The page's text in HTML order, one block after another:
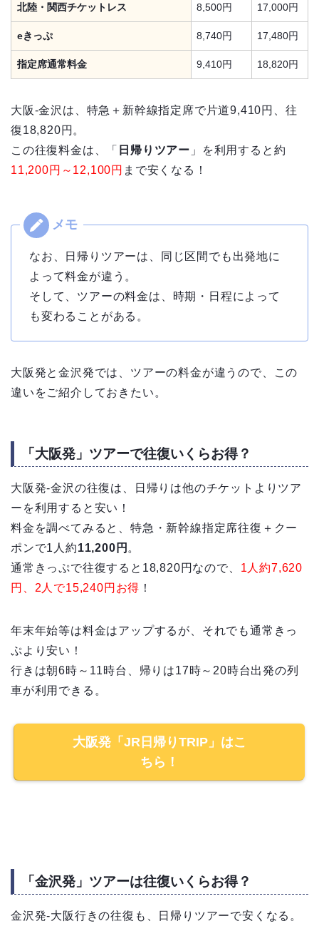
北陸・関西チケットレス 8,500円 17,000円
eきっぷ 8,740円 17,480円
指定席通常料金 9,410円 18,820円
大阪-金沢は、特急＋新幹線指定席で片道9,410円、往
復18,820円。
この往復料金は、「
日帰りツアー 」を利用すると約
11,200円～12,100円 まで安くなる！
なお、日帰りツアーは、同じ区間でも出発地に
よって料金が違う。
そして、ツアーの料金は、時期・日程によって
も変わることがある。
大阪発と金沢発では、ツアーの料金が違うので、この
違いをご紹介しておきたい。
「大阪発」ツアーで往復いくらお得？
大阪発-金沢の往復は、日帰りは他のチケットよりツア
ーを利用すると安い！
料金を調べてみると、特急・新幹線指定席往復＋クー
ポンで1人約11,200円 。
通常きっぷで往復すると18,820円なので、 1人約7,620
円、2人で15,240円お得 ！
年末年始等は料金はアップするが、それでも通常きっ
ぷより安い！
行きは朝6時～11時台、帰りは17時～20時台出発の列
車が利用できる。
大阪発「JR日帰りTRIP」はこ
ちら！
「金沢発」ツアーは往復いくらお得？
金沢発-大阪行きの往復も、日帰りツアーで安くなる。